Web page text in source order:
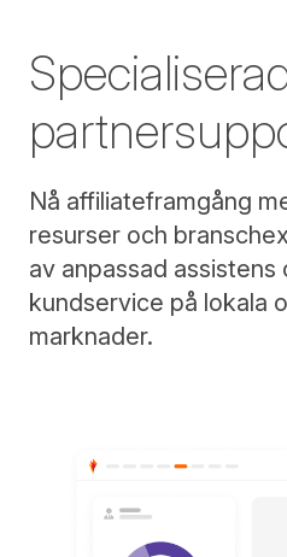
Nå affiliateframgång
resurser och
av anpassad
kundservice på lokala
marknader.